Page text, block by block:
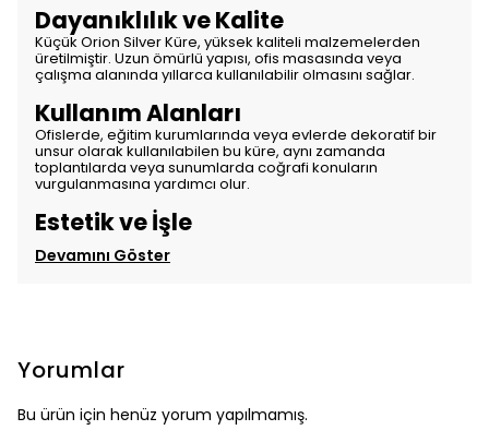
Dayanıklılık ve Kalite
Küçük Orion Silver Küre, yüksek kaliteli malzemelerden
üretilmiştir. Uzun ömürlü yapısı, ofis masasında veya
çalışma alanında yıllarca kullanılabilir olmasını sağlar.
Kullanım Alanları
Ofislerde, eğitim kurumlarında veya evlerde dekoratif bir
unsur olarak kullanılabilen bu küre, aynı zamanda
toplantılarda veya sunumlarda coğrafi konuların
vurgulanmasına yardımcı olur.
Estetik ve İşle
Devamını Göster
Yorumlar
Bu ürün için henüz yorum yapılmamış.